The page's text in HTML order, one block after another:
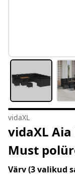
vidaXL
vidaXL
Must
Värv(3 valikud